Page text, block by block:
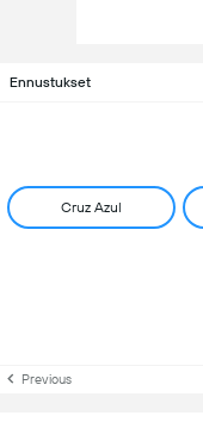
Ennustukset
Cruz Azul
Previous